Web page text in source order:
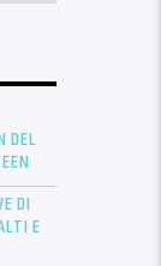
DEL
DI
E